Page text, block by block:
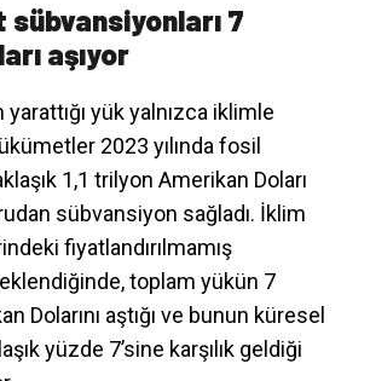
sübvansiyonları 7
aşıyor
yarattığı yük yalnızca iklimle
2023 yılında fosil
1,1 trilyon Amerikan Doları
sübvansiyon sağladı. İklim
fiyatlandırılmamış
toplam yükün 7
Dolarını aştığı ve bunun küresel
yüzde 7’sine karşılık geldiği